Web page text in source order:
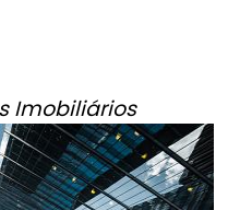
Imobiliários